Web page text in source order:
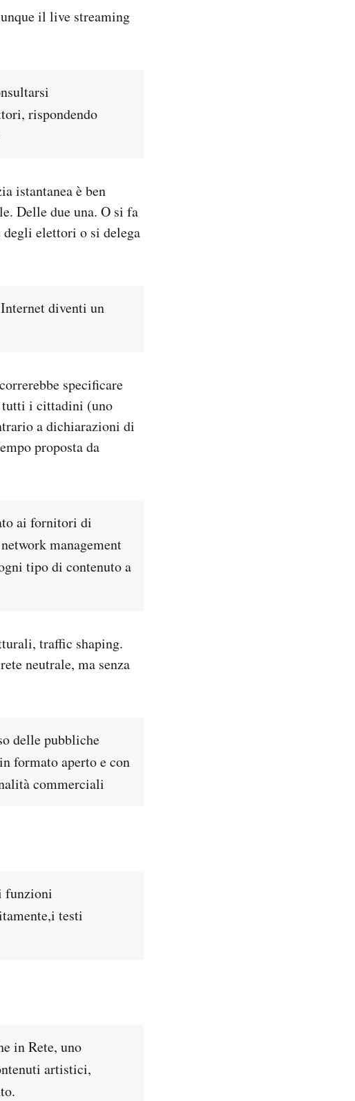
il live streaming
rispondendo
istantanea è ben
Delle due una. O si fa
elettori o si delega
diventi un
specificare
tutti i cittadini (uno
a dichiarazioni di
proposta da
ai fornitori di
management
tipo di contenuto a
traffic shaping.
neutrale, ma senza
delle pubbliche
formato aperto e con
commerciali
funzioni
testi
in Rete, uno
artistici,